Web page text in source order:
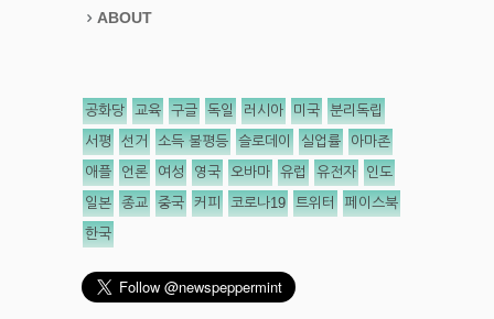
ABOUT
공화당 교육 구글 독일 러시아 미국 분리독립
서평 선거 소득 불평등 슬로데이 실업률 아마존
애플 언론 여성 영국 오바마 유럽 유전자 인도
일본 종교 중국 커피 코로나19 트위터 페이스북
한국